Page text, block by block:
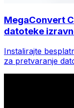
MegaConvert
datoteke
Instalirajte
za pretvaranje